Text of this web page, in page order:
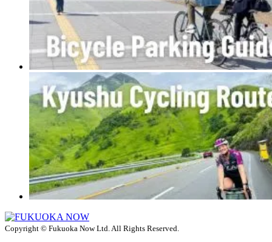
Copyright © Fukuoka Now Ltd. All Rights Reserved.